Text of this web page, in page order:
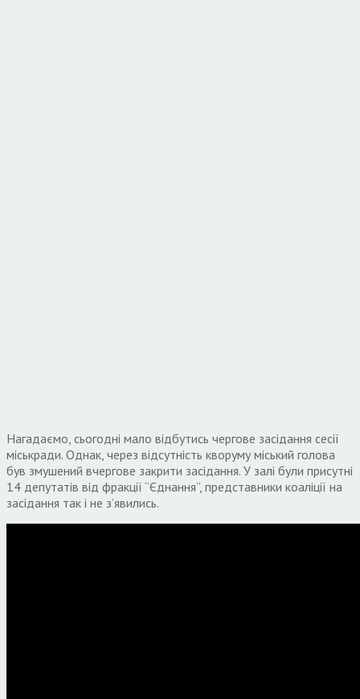
Нагадаємо, сьогодні мало відбутись чергове засідання сесії
міськради. Однак, через відсутність кворуму міський голова
був змушений вчергове закрити засідання. У залі були присутні
14 депутатів від фракції “Єднання”, представники коаліції на
засідання так і не з’явились.